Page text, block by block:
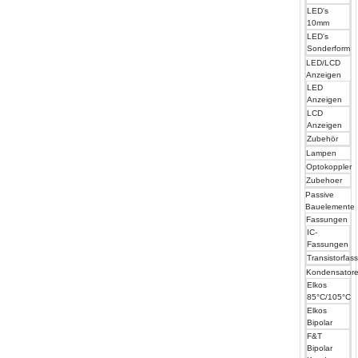
LED's
10mm
LED's
Sonderform
LED/LCD
Anzeigen
LED
Anzeigen
LCD
Anzeigen
Zubehör
Lampen
Optokoppler
Zubehoer
Passive
Bauelemente
Fassungen
IC-
Fassungen
Elkos
85°C/105°C
Elkos
Bipolar
F&T
Bipolar